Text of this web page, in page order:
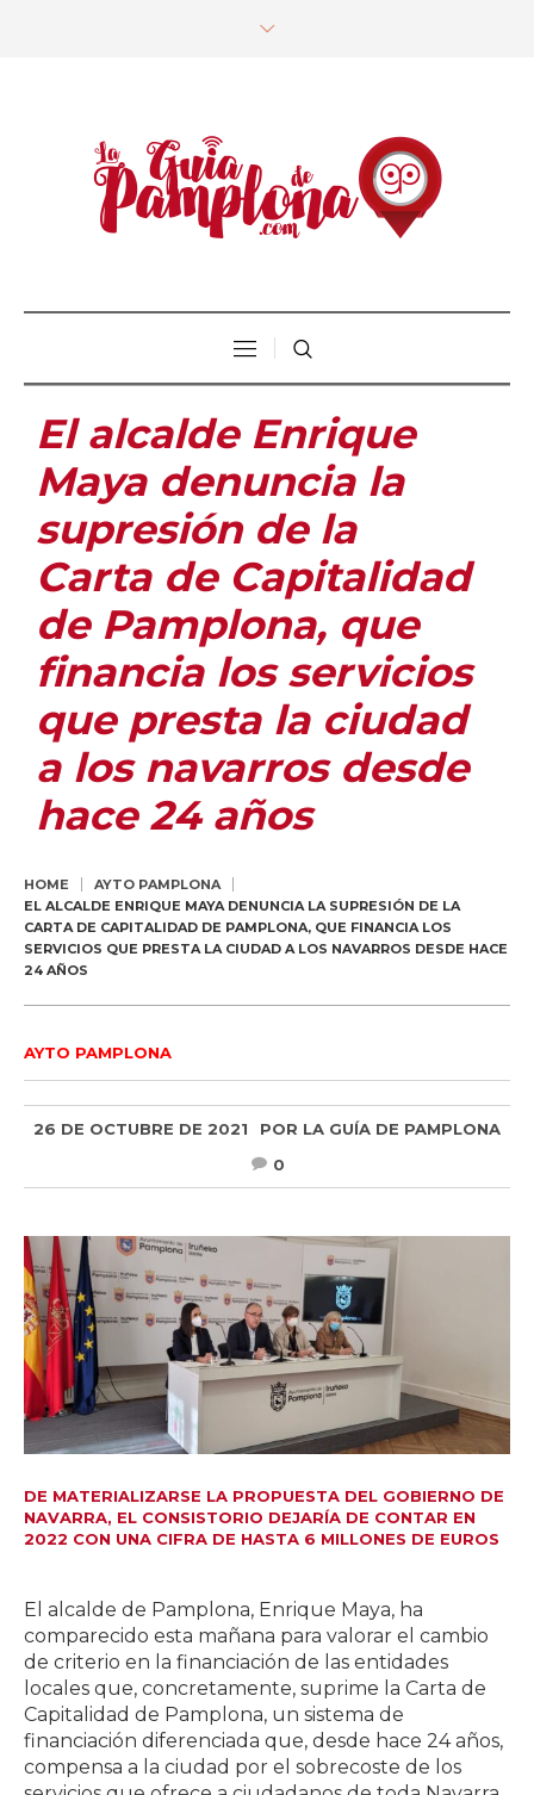
El alcalde Enrique
Maya denuncia la
supresión de la
Carta de Capitalidad
de Pamplona, que
financia los servicios
que presta la ciudad
a los navarros desde
hace 24 años
HOME
AYTO PAMPLONA
EL ALCALDE ENRIQUE MAYA DENUNCIA LA SUPRESIÓN DE LA
CARTA DE CAPITALIDAD DE PAMPLONA, QUE FINANCIA LOS
SERVICIOS QUE PRESTA LA CIUDAD A LOS NAVARROS DESDE HACE
24 AÑOS
AYTO PAMPLONA
26 DE OCTUBRE DE 2021 POR LA GUÍA DE PAMPLONA
0
DE MATERIALIZARSE LA PROPUESTA DEL GOBIERNO DE
NAVARRA, EL CONSISTORIO DEJARÍA DE CONTAR EN
2022 CON UNA CIFRA DE HASTA 6 MILLONES DE EUROS
El alcalde de Pamplona, Enrique Maya, ha
comparecido esta mañana para valorar el cambio
de criterio en la financiación de las entidades
locales que, concretamente, suprime la Carta de
Capitalidad de Pamplona, un sistema de
financiación diferenciada que, desde hace 24 años,
compensa a la ciudad por el sobrecoste de los